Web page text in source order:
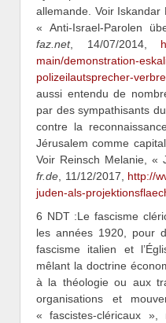
allemande. Voir Iskandar
« Anti-Israel-Parolen
faz.net, 14/07/2014,
main/demonstration-
polizeilautsprecher-
aussi entendu de
par des sympathisants
contre la
Jérusalem comme
Voir Reinsch Melanie, «
fr.de , 11/12/2017, http://
juden-als-
6 NDT :Le fascisme
les années 1920, pour
fascisme italien et
mêlant la doctrine
à la théologie ou aux
organisations et
« fascistes-cléricaux »,